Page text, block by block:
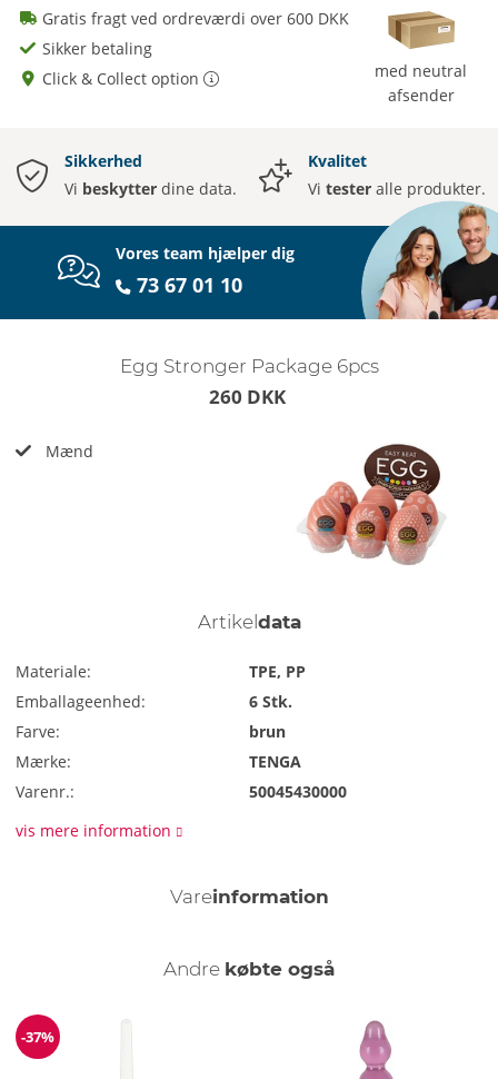
Gratis fragt ved ordreværdi over 600 DKK
Sikker betaling
Click & Collect option
med neutral
afsender
Sikkerhed
Vi beskytter dine data.
Kvalitet
Vi tester alle produkter.
Vores team hjælper dig
73 67 01 10
Egg Stronger Package 6pcs
260 DKK
Mænd
Artikel data
Materiale:
TPE, PP
Emballageenhed:
6 Stk.
Farve:
brun
Mærke:
TENGA
Varenr.:
50045430000
vis mere information
Vareinformation
Andre købte også
Rabat
-37%